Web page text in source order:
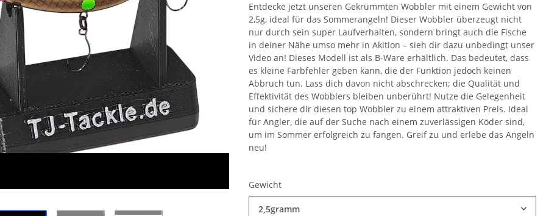
Entdecke jetzt unseren Gekrümmten Wobbler mit einem Gewicht von
2,5g, ideal für das Sommerangeln! Dieser Wobbler überzeugt nicht
nur durch sein super Laufverhalten, sondern bringt auch die Fische
in deiner Nähe umso mehr in Akition – sieh dir dazu unbedingt unser
Video an! Dieses Modell ist als B-Ware erhältlich. Das bedeutet, dass
es kleine Farbfehler geben kann, die der Funktion jedoch keinen
Abbruch tun. Lass dich davon nicht abschrecken; die Qualität und
Effektivität des Wobblers bleiben unberührt! Nutze die Gelegenheit
und sichere dir diesen top Wobbler zu einem attraktiven Preis. Ideal
für Angler, die auf der Suche nach einem zuverlässigen Köder sind,
um im Sommer erfolgreich zu fangen. Greif zu und erlebe das Angeln
neu!
Gewicht
2,5gramm